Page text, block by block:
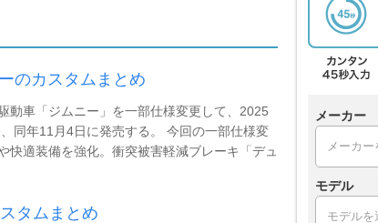
のカスタムまとめ
動車「ジムニー」を一部仕様変更して、2025
同年11月4日に発売する。 今回の一部仕様変
快適装備を強化。衝突被害軽減ブレーキ「デュ
タムまとめ
メーカー
モデル